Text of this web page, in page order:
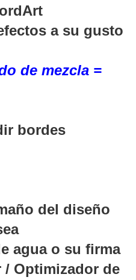
a su gusto
de mezcla =
bordes
del diseño
agua o su firma
Optimizador de